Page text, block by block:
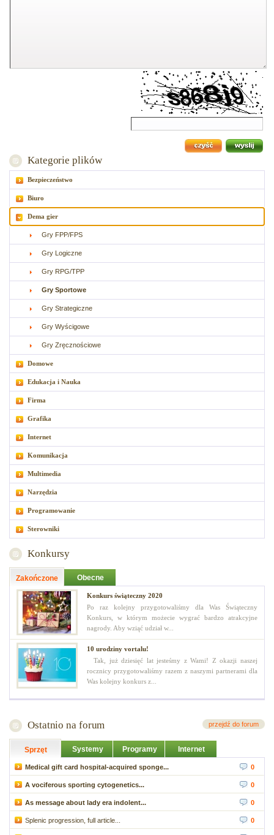
Kategorie plików
Bezpieczeństwo
Biuro
Dema gier
Gry FPP/FPS
Gry Logiczne
Gry RPG/TPP
Gry Sportowe
Gry Strategiczne
Gry Wyścigowe
Gry Zręcznościowe
Domowe
Edukacja i Nauka
Firma
Grafika
Internet
Komunikacja
Multimedia
Narzędzia
Programowanie
Sterowniki
Konkursy
Zakończone Obecne
Konkurs świąteczny 2020
Po raz kolejny przygotowaliśmy dla Was Świąteczny
Konkurs, w którym możecie wygrać bardzo atrakcyjne
nagrody. Aby wziąć udział w...
10 urodziny vortalu!
Tak, już dziesięć lat jesteśmy z Wami! Z okazji naszej
rocznicy przygotowaliśmy razem z naszymi partnerami dla
Was kolejny konkurs z...
Ostatnio na forum przejdź do forum
Sprzęt Systemy Programy Internet
Medical gift card hospital-acquired sponge... 0
A vociferous sporting cytogenetics... 0
As message about lady era indolent... 0
Splenic progression, full article... 0